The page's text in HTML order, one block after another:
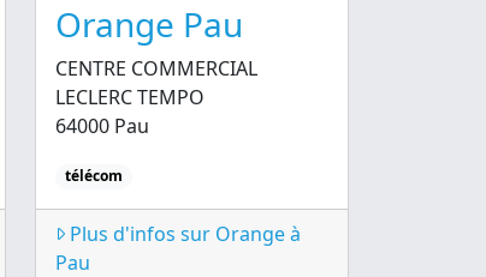
Orange Pau
CENTRE COMMERCIAL
LECLERC TEMPO
64000 Pau
télécom
Plus d'infos sur Orange à
Pau